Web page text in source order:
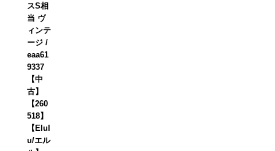
スS相
当 ヴ
ィンテ
ージ /
eaa61
9337
【中
古】
【260
518】
【Elul
u/エル